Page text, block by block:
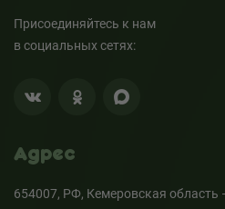
Присоединяйтесь к нам
в социальных сетях:
Адрес
654007, РФ, Кемеровская область